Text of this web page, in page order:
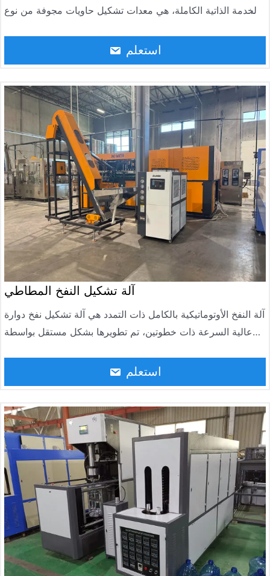
الخدمة الذاتية الكاملة، هي معدات تشكيل حاويات مجوفة من نوع
الحمراء، والتشكيل بالنفخ بالتمدد الدوار، وتفريغ الزجاجات. اعتماد
نظام دفع سيرفو متقدم ونظام تحكم في درجة الحرارة، مناسب
وزجاجات الزيوت الصالحة للأكل، وزجاجات التتبيل، وزجاجات
التجميل، وغيرها، بسعة تتراوح بين 100 مل إلى 2000 مل
استعلم
آلة تشكيل النفخ المطاطي
آلة النفخ الأوتوماتيكية بالكامل ذات التمدد هي آلة تشكيل نفخ دوارة
عالية السرعة ذات خطوتين، تم تطويرها بشكل مستقل بواسطة
العالم. تتكون الآلة من آلة تشكيل نفخ دوارية من الأنبوب الرئيسي،
وفرن تدفئة، وناقل تغذية أوتوماتيكي، ونظام تحكم كهربائي، ونظام
استعلم